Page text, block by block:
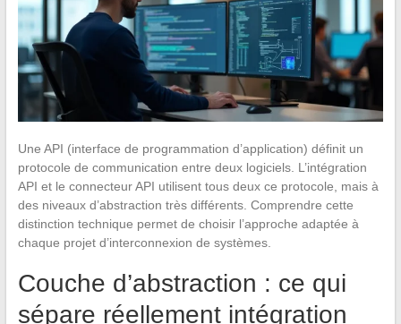
Une API (interface de programmation d’application) définit un
protocole de communication entre deux logiciels. L’intégration
API et le connecteur API utilisent tous deux ce protocole, mais à
des niveaux d’abstraction très différents. Comprendre cette
distinction technique permet de choisir l’approche adaptée à
chaque projet d’interconnexion de systèmes.
Couche d’abstraction : ce qui
sépare réellement intégration